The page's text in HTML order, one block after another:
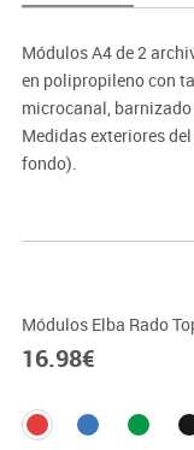
Módulos A4 de 2
en polipropileno con
microcanal,
Medidas exteriores
fondo).
Módulos Elba Rado
16.98€